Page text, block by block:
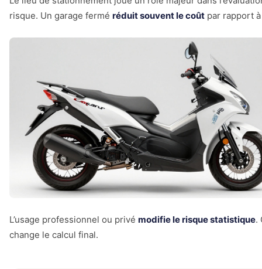
risque. Un garage fermé réduit souvent le coût par rapport
L’usage professionnel ou privé modifie le risque statistique.
change le calcul final.